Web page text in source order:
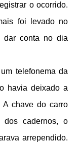
o ocorrido.
foi levado no
dar conta no dia
telefonema da
havia deixado a
A chave do carro
dos cadernos, o
arrependido.